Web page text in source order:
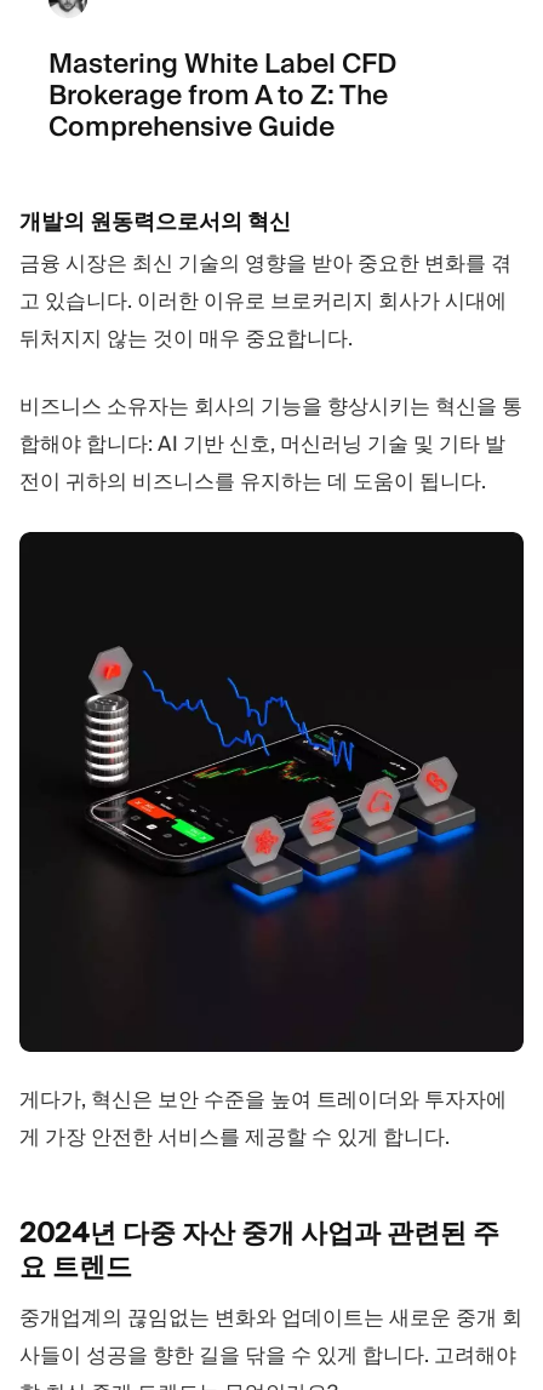
Mastering White Label CFD
Brokerage from A to Z: The
Comprehensive Guide
개발의 원동력으로서의 혁신
금융 시장은 최신 기술의 영향을 받아 중요한 변화를 겪
고 있습니다. 이러한 이유로 브로커리지 회사가 시대에
뒤처지지 않는 것이 매우 중요합니다.
비즈니스 소유자는 회사의 기능을 향상시키는 혁신을 통
합해야 합니다: AI 기반 신호, 머신러닝 기술 및 기타 발
전이 귀하의 비즈니스를 유지하는 데 도움이 됩니다.
게다가, 혁신은 보안 수준을 높여 트레이더와 투자자에
게 가장 안전한 서비스를 제공할 수 있게 합니다.
2024년 다중 자산 중개 사업과 관련된 주
요 트렌드
중개업계의 끊임없는 변화와 업데이트는 새로운 중개 회
사들이 성공을 향한 길을 닦을 수 있게 합니다. 고려해야